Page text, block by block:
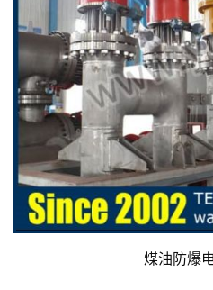
煤油防爆